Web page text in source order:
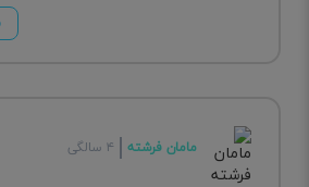
مامان فرشته ۴ سالگی